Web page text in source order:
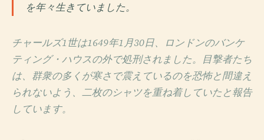
を年々生きていました。
チャールズ1世は1649年1月30日、ロンドンのバンケ
ティング・ハウスの外で処刑されました。目撃者たち
は、群衆の多くが寒さで震えているのを恐怖と間違え
られないよう、二枚のシャツを重ね着していたと報告
しています。